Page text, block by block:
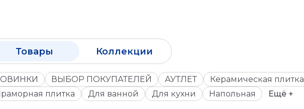
Товары Коллекции
ВЫБОР ПОКУПАТЕЛЕЙ АУТЛЕТ Керамическая плитка
плитка
Для ванной Для кухни Напольная Ещё +